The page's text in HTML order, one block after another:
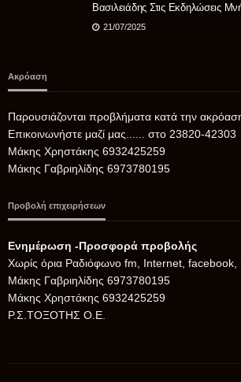
Βασιλειάδης Στις Εκδηλώσεις
21/07/2025
Ακρόαση
Παρουσιάζονται προβλήματα κατά την
Επικοινωνήστε μαζί μας...... στο 23820-42303
Μάκης Χρηστάκης 6932425259
Μάκης Γαβριηλίδης 6973780195
Προβολή επιχειρήσεων
Ενημέρωση -Προσφορά προβολής
Xωρίς όρια Ραδιόφωνο fm, Internet, facebook,
Μάκης Γαβριηλίδης 6973780195
Μάκης Χρηστάκης 6932425259
Ρ.Σ.ΤΟΞΟΤΗΣ Ο.Ε.